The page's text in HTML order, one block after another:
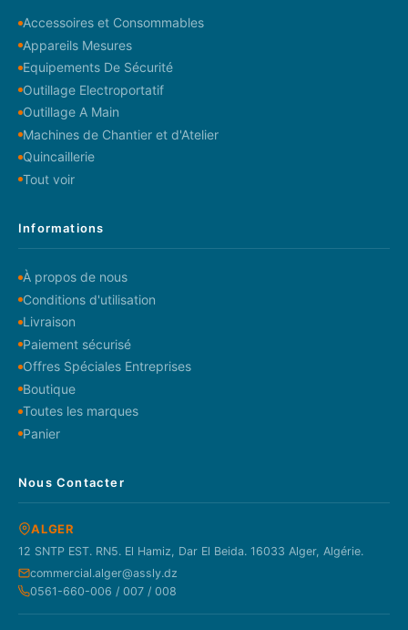
Accessoires et Consommables
Appareils Mesures
Equipements De Sécurité
Outillage Electroportatif
Outillage A Main
Machines de Chantier et d'Atelier
Quincaillerie
Tout voir
Informations
À propos de nous
Conditions d'utilisation
Livraison
Paiement sécurisé
Offres Spéciales Entreprises
Boutique
Toutes les marques
Panier
Nous Contacter
ALGER
12 SNTP EST. RN5. El Hamiz, Dar El Beida. 16033 Alger, Algérie.
commercial.alger@assly.dz
0561-660-006 / 007 / 008